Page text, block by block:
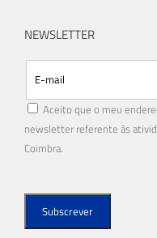
NEWSLETTER
Aceito que o meu
newsletter referente às
Coimbra.